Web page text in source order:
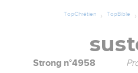
TopChrétien TopBible
Strong n°4958